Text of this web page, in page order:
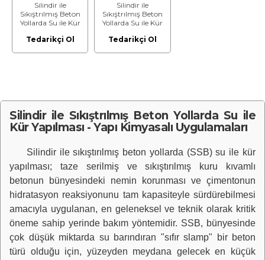
Silindir ile
Sıkıştrılmış Beton
Yollarda Su ile Kür
(Malzeme Dahil)
Tedarikçi Ol
Silindir ile
Sıkıştrılmış Beton
Yollarda Su ile Kür
(Malzeme Hariç)
Tedarikçi Ol
Silindir ile Sıkıştrılmış Beton Yollarda Su ile
Kür Yapılması - Yapı Kimyasalı Uygulamaları
Silindir ile sıkıştırılmış beton yollarda (SSB) su ile kür
yapılması; taze serilmiş ve sıkıştırılmış kuru kıvamlı
betonun bünyesindeki nemin korunması ve çimentonun
hidratasyon reaksiyonunu tam kapasiteyle sürdürebilmesi
amacıyla uygulanan, en geleneksel ve teknik olarak kritik
öneme sahip yerinde bakım yöntemidir. SSB, bünyesinde
çok düşük miktarda su barındıran "sıfır slamp" bir beton
türü olduğu için, yüzeyden meydana gelecek en küçük